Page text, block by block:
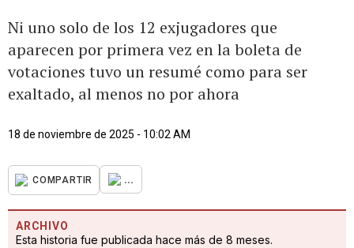
Ni uno solo de los 12 exjugadores que
aparecen por primera vez en la boleta de
votaciones tuvo un resumé como para ser
exaltado, al menos no por ahora
18 de noviembre de 2025 - 10:02 AM
COMPARTIR ...
ARCHIVO
Esta historia fue publicada hace más de 8 meses.